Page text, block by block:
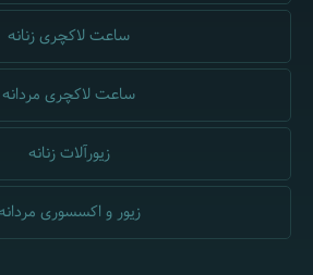
ساعت لاکچری زنانه
ساعت لاکچری مردانه
زیورآلات زنانه
زیور و اکسسوری